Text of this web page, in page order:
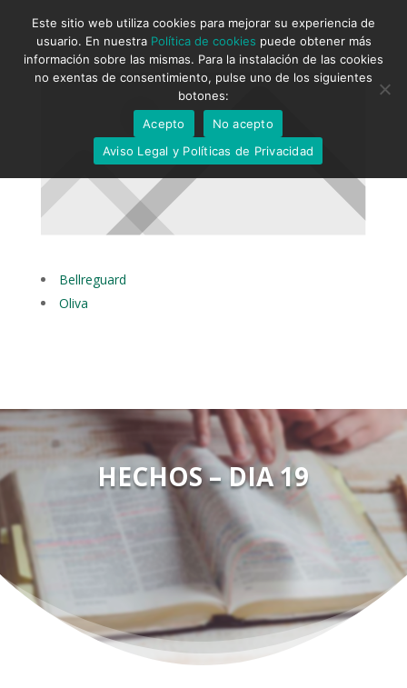
Bellreguard
Oliva
HECHOS – DIA 19
Este sitio web utiliza cookies para mejorar su experiencia de
usuario. En nuestra Política de cookies puede obtener más
información sobre las mismas. Para la instalación de las cookies
no exentas de consentimiento, pulse uno de los siguientes
botones:
Acepto
No acepto
Aviso Legal y Políticas de Privacidad